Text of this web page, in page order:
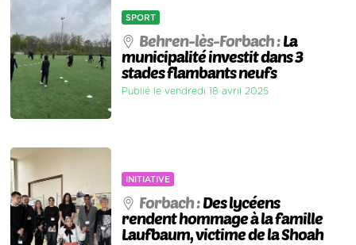
SPORT
Behren-lès-Forbach :La
municipalité investit dans 3
stades flambants neufs
Publié le vendredi 18 avril 2025
INITIATIVE
Forbach :Des lycéens
rendent hommage à la famille
Laufbaum, victime de la Shoah